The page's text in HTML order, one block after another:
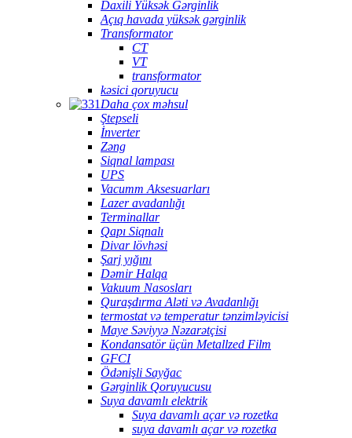
Daxili Yüksək Gərginlik
Açıq havada yüksək gərginlik
Transformator
CT
VT
transformator
kəsici qoruyucu
Daha çox məhsul
Ştepseli
İnverter
Zəng
Siqnal lampası
UPS
Vacumm Aksesuarları
Lazer avadanlığı
Terminallar
Qapı Siqnalı
Divar lövhəsi
Şarj yığını
Dəmir Halqa
Vakuum Nasosları
Quraşdırma Aləti və Avadanlığı
termostat və temperatur tənzimləyicisi
Maye Səviyyə Nəzarətçisi
Kondansatör üçün Metallzed Film
GFCI
Ödənişli Sayğac
Gərginlik Qoruyucusu
Suya davamlı elektrik
Suya davamlı açar və rozetka
suya davamlı açar və rozetka